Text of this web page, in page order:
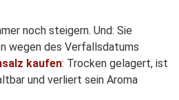
noch steigern. Und: Sie
wegen des Verfallsdatums
kaufen: Trocken gelagert, ist
und verliert sein Aroma